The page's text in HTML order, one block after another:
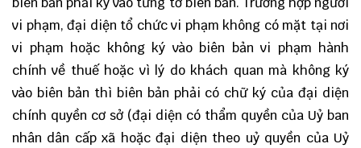
vi phạm, đại diện tổ chức vi phạm không có mặt tại nơi
vi phạm hoặc không ký vào biên bản vi phạm hành
chính về thuế hoặc vì lý do khách quan mà không ký
vào biên bản thì biên bản phải có chữ ký của đại diện
chính quyền cơ sở (đại diện có thẩm quyền của Uỷ ban
nhân dân cấp xã hoặc đại diện theo uỷ quyền của Uỷ